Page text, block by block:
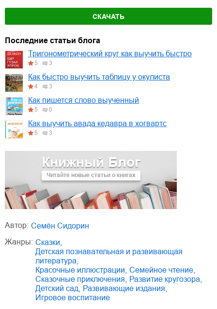
СКАЧАТЬ
Книжный Блог
Читайте новые статьи о книгах
Последние статьи блога
Тригонометрический круг как выучить быстро
5 3
Как быстро выучить таблицу у окулиста
4 3
Как пишется слово выученный
5 0
Как выучить авада кедавра в хогвартс
5 3
Автор:
Семён Сидорин
Жанры:
сказки
детская познавательная и развивающая
литература
красочные иллюстрации
семейное чтение
сказочные приключения
развитие кругозора
детский сад
развивающие издания
игровое воспитание